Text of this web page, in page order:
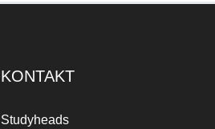
KONTAKT
Studyheads